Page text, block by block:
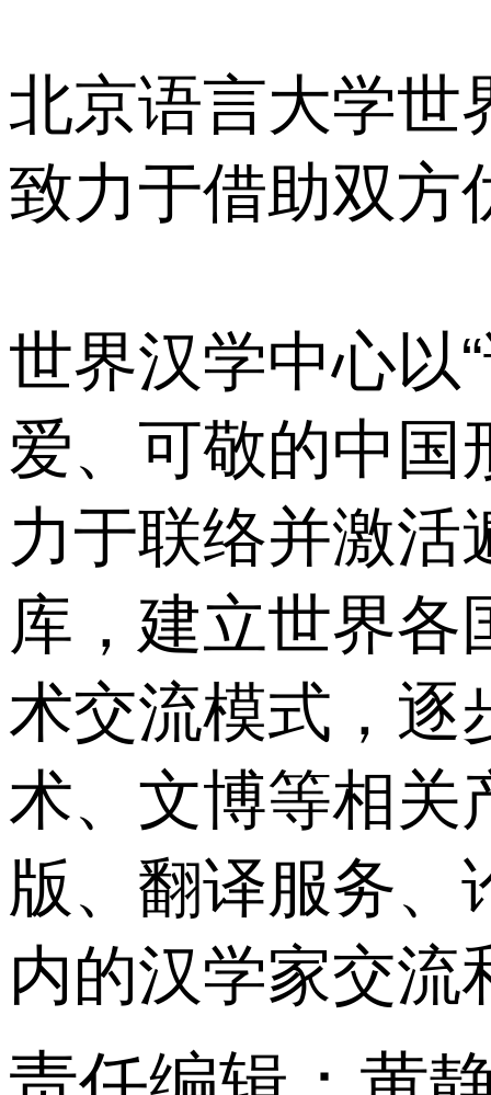
北京语言大学世
致力于借助双方
世界汉学中心以
爱、可敬的中国
力于联络并激活
库，建立世界
术交流模式，逐
术、文博等相关
版、翻译服务、
内的汉学家交流